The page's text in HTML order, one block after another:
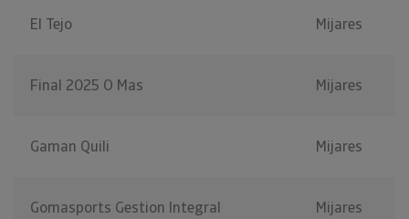
El Tejo Mijares
Final 2025 O Mas Mijares
Gaman Quili Mijares
Gomasports Gestion Integral Mijares